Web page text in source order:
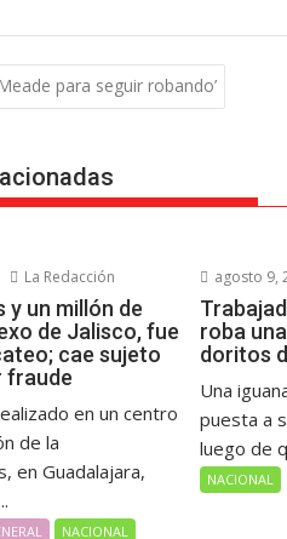
para seguir robando’
La Redacción
y un millón de
de Jalisco, fue
cae sujeto
fraude
en un centro
de la
en Guadalajara,
NACIONAL
agosto 9,
roba
doritos
Una
puesta a
luego de
NACIONAL